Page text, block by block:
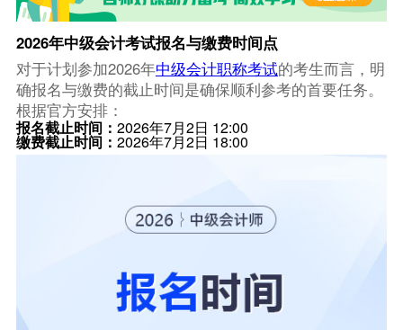
2026年中级会计考试报名与缴费时间点
对于计划参加2026年中级会计职称考试的考生而言，明
确报名与缴费的截止时间是确保顺利参考的首要任务。
根据官方安排：
报名截止时间： 2026年7月2日 12:00
缴费截止时间： 2026年7月2日 18:00